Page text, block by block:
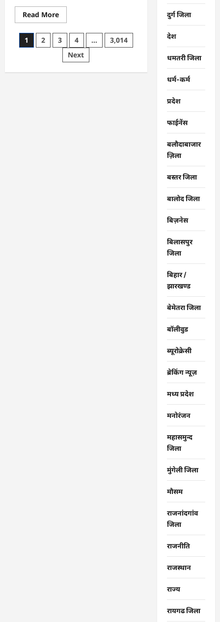
Read MoreRead
more
CG
:
समाज
एकजुटता
Posts
1 2 3 4 …
3,014
Next
दुर्ग जिला
देश
धमतरी जिला
धर्म-कर्म
प्रदेश
फाईनेंस
बलौदाबाजार
ज़िला
बस्तर जिला
बालोद जिला
बिज़नेस
बिलासपुर
जिला
बिहार /
झारखण्ड
बेमेतरा जिला
बॉलीवुड
ब्यूरोक्रेसी
ब्रेकिंग न्यूज़
मध्य प्रदेश
मनोरंजन
महासमुन्द
जिला
मुंगेली जिला
मौसम
राजनांदगांव
जिला
राजनीति
राजस्थान
राज्‍य
रायगढ जिला